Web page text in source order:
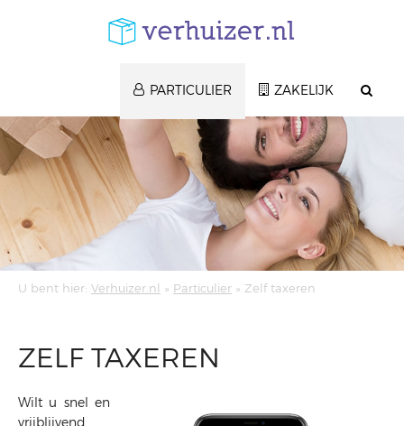
PARTICULIER ZAKELIJK
U bent hier: Verhuizer.nl » Particulier » Zelf taxeren
ZELF TAXEREN
Wilt u snel en